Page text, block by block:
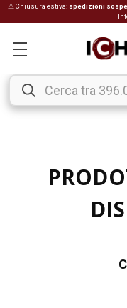
⚠ Chiusura estiva: spedizioni